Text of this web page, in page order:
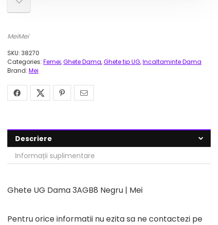
MeiMei
SKU: 38270
Categories: Femei,Ghete Dama,Ghete tip UG,Incaltaminte Dama
Brand: Mei
Descriere
Informații suplimentare
Ghete UG Dama 3AGB8 Negru | Mei
Pentru orice informatii nu ezita sa ne contactezi pe